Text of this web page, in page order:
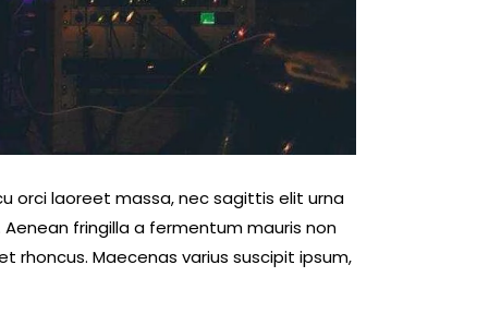
orci laoreet massa, nec sagittis elit urna
fringilla a fermentum mauris non
Maecenas varius suscipit ipsum,